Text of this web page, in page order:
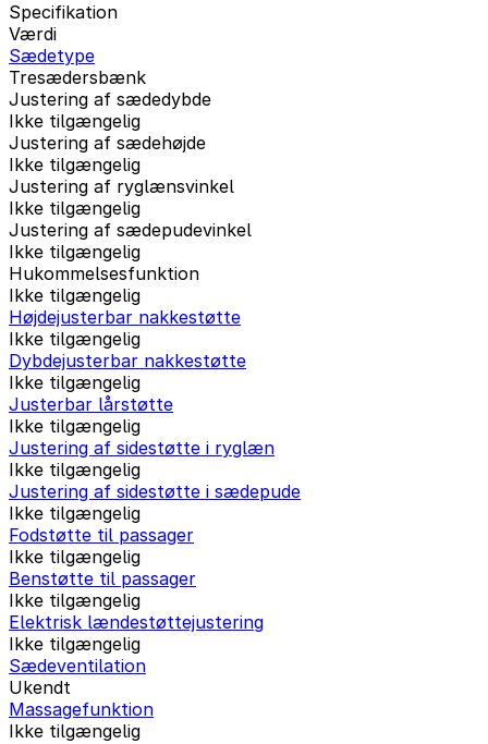
Specifikation
Værdi
Sædetype
Tresædersbænk
Justering af sædedybde
Ikke tilgængelig
Justering af sædehøjde
Ikke tilgængelig
Justering af ryglænsvinkel
Ikke tilgængelig
Justering af sædepudevinkel
Ikke tilgængelig
Hukommelsesfunktion
Ikke tilgængelig
Højdejusterbar nakkestøtte
Ikke tilgængelig
Dybdejusterbar nakkestøtte
Ikke tilgængelig
Justerbar lårstøtte
Ikke tilgængelig
Justering af sidestøtte i ryglæn
Ikke tilgængelig
Justering af sidestøtte i sædepude
Ikke tilgængelig
Fodstøtte til passager
Ikke tilgængelig
Benstøtte til passager
Ikke tilgængelig
Elektrisk lændestøttejustering
Ikke tilgængelig
Sædeventilation
Ukendt
Massagefunktion
Ikke tilgængelig